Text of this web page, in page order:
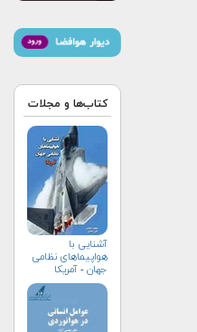
کتاب‌ها و مجلات
آشنایی با
هواپیماهای نظامی
جهان - آمریکا